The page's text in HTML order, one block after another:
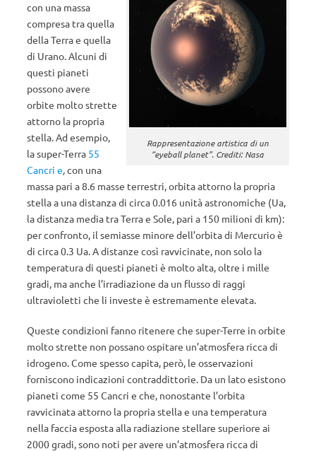
Rappresentazione artistica di un
“eyeball planet”. Crediti: Nasa
con una massa
compresa tra quella
della Terra e quella
di Urano. Alcuni di
questi pianeti
possono avere
orbite molto strette
attorno la propria
stella. Ad esempio,
la super-Terra 55
Cancri e,con una
massa pari a 8.6 masse terrestri, orbita attorno la propria
stella a una distanza di circa 0.016 unità astronomiche (Ua,
la distanza media tra Terra e Sole, pari a 150 milioni di km):
per confronto, il semiasse minore dell’orbita di Mercurio è
di circa 0.3 Ua. A distanze così ravvicinate, non solo la
temperatura di questi pianeti è molto alta, oltre i mille
gradi, ma anche l’irradiazione da un flusso di raggi
ultravioletti che li investe è estremamente elevata.
Queste condizioni fanno ritenere che super-Terre in orbite
molto strette non possano ospitare un’atmosfera ricca di
idrogeno. Come spesso capita, però, le osservazioni
forniscono indicazioni contraddittorie. Da un lato esistono
pianeti come 55 Cancri e che, nonostante l’orbita
ravvicinata attorno la propria stella e una temperatura
nella faccia esposta alla radiazione stellare superiore ai
2000 gradi, sono noti per avere un’atmosfera ricca di